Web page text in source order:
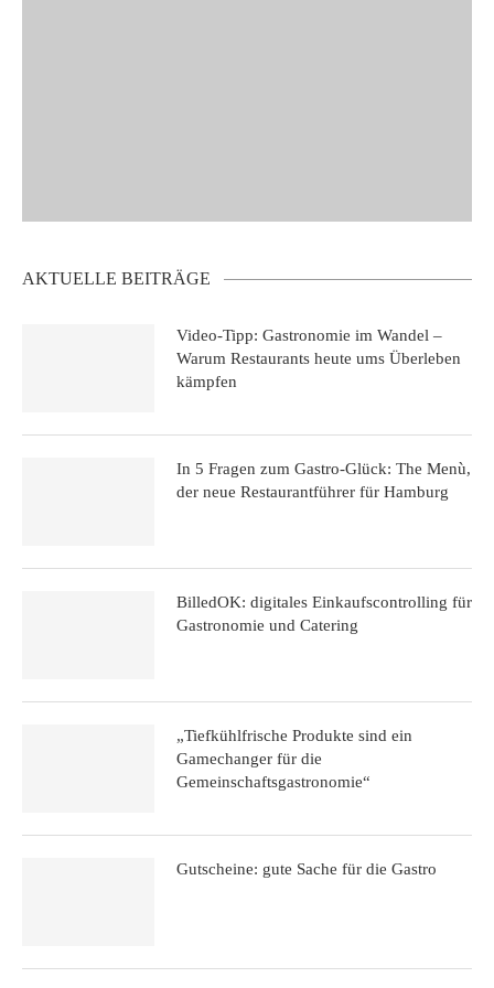
AKTUELLE BEITRÄGE
Video-Tipp: Gastronomie im Wandel –
Warum Restaurants heute ums Überleben
kämpfen
In 5 Fragen zum Gastro-Glück: The Menù,
der neue Restaurantführer für Hamburg
BilledOK: digitales Einkaufscontrolling für
Gastronomie und Catering
„Tiefkühlfrische Produkte sind ein
Gamechanger für die
Gemeinschaftsgastronomie“
Gutscheine: gute Sache für die Gastro